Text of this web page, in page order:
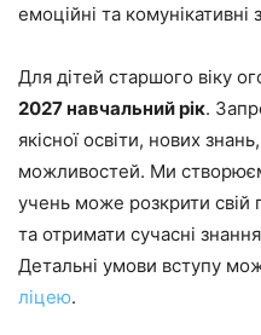
емоційні та комунікативні
Для дітей старшого віку
2027 навчальний рік.
якісної освіти, нових
можливостей. Ми
учень може розкрити свій
та отримати сучасні
Детальні умови вступу
ліцею.